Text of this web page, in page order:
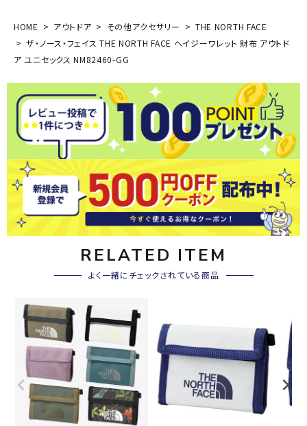
HOME アウトドア その他アクセサリー
THE NORTH FACE
ザ・ノース・フェイス THE NORTH FACE ヘイジーワレット 財布 アウトド
ア ユニセックス NM82460-GG
RELATED ITEM
よく一緒にチェックされている商品